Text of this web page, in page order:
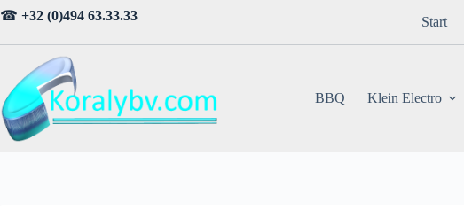
Ga
naar
☎ +32 (0)494 63.33.33 Start
BBQ Klein Electro